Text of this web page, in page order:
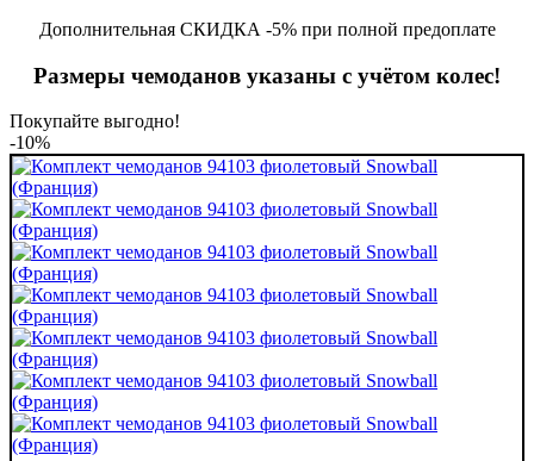
Дополнительная СКИДКА -5% при полной предоплате
Размеры чемоданов указаны с учётом колес!
Покупайте выгодно!
-10%